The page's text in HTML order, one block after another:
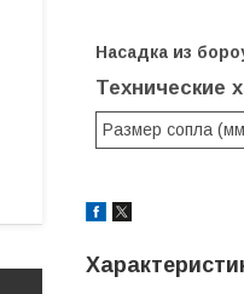
Насадка из
Технические
Размер сопла